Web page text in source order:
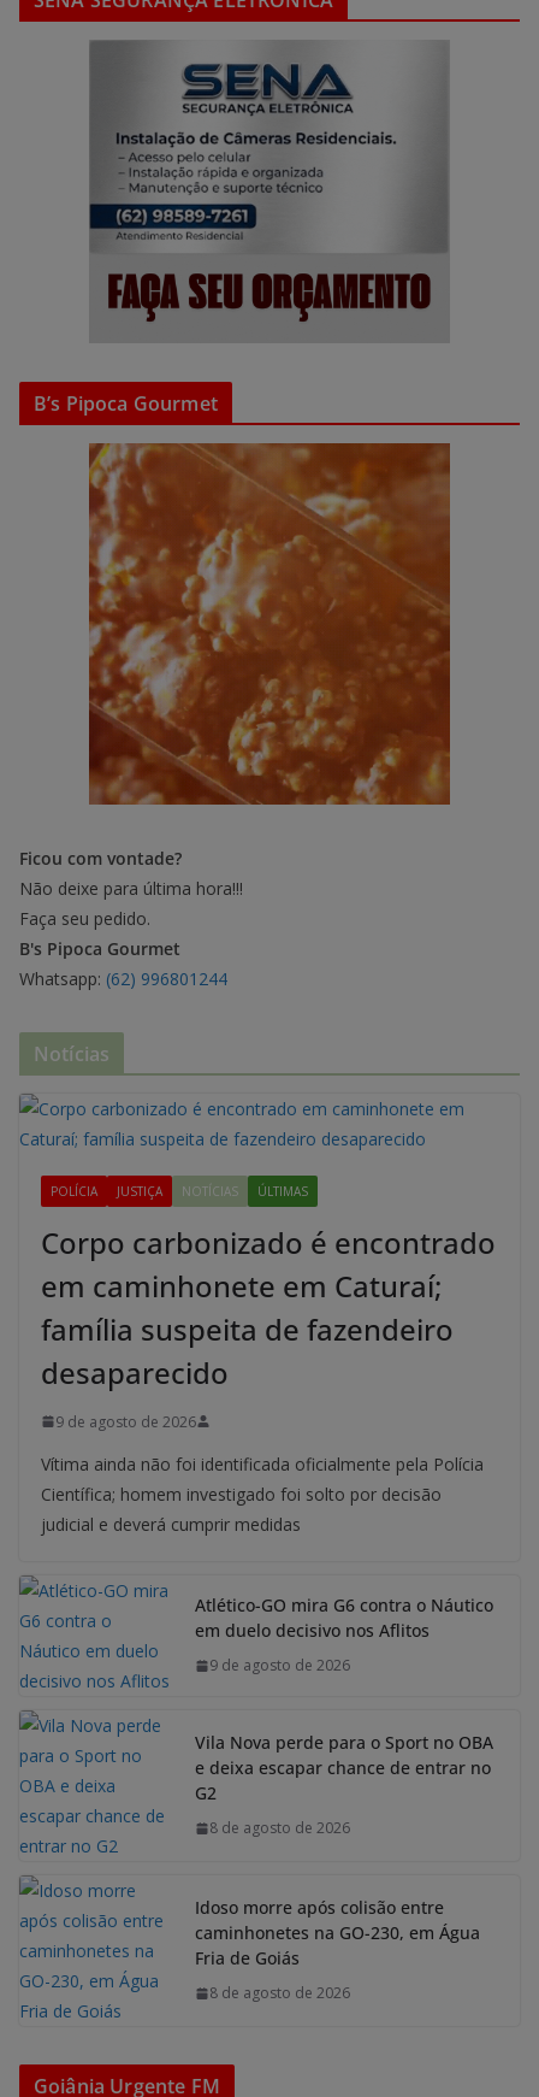
B’s Pipoca Gourmet
Ficou com vontade?
Não deixe para última hora!!!
Faça seu pedido.
B's Pipoca Gourmet
Whatsapp: (62) 996801244
Notícias
POLÍCIA JUSTIÇA NOTÍCIAS ÚLTIMAS
Corpo carbonizado é encontrado
em caminhonete em Caturaí;
família suspeita de fazendeiro
desaparecido
9 de agosto de 2026
Vítima ainda não foi identificada oficialmente pela Polícia
Científica; homem investigado foi solto por decisão
judicial e deverá cumprir medidas
Atlético-GO mira G6 contra o Náutico
em duelo decisivo nos Aflitos
9 de agosto de 2026
Vila Nova perde para o Sport no OBA
e deixa escapar chance de entrar no
G2
8 de agosto de 2026
Idoso morre após colisão entre
caminhonetes na GO-230, em Água
Fria de Goiás
8 de agosto de 2026
Goiânia Urgente FM